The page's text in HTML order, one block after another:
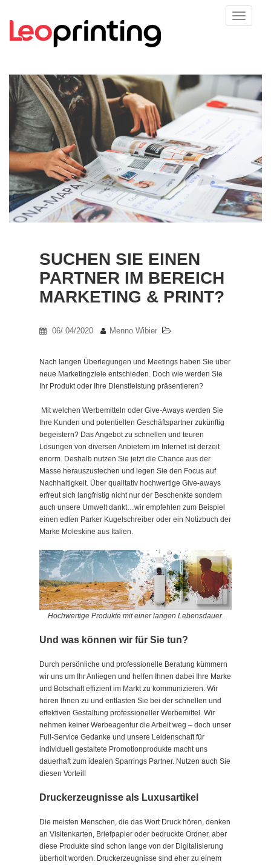
SUCHEN SIE EINEN
PARTNER IM BEREICH
MARKETING & PRINT?
06/ 04/2020 Menno Wibier
Nach langen Überlegungen und Meetings haben Sie über
neue Marketingziele entschieden. Doch wie werden Sie
Ihr Produkt oder Ihre Dienstleistung präsentieren?
Mit welchen Werbemitteln oder Give-Aways werden Sie
Ihre Kunden und potentiellen Geschäftspartner zukünftig
begeistern? Das Angebot zu schnellen und teuren
Lösungen von diversen Anbietern im Internet ist derzeit
enorm. Deshalb nutzen Sie jetzt die Chance aus der
Masse herauszustechen und legen Sie den Focus auf
Nachhaltigkeit. Über qualitativ hochwertige Give-aways
erfreut sich langfristig nicht nur der Beschenkte sondern
auch unsere Umwelt dankt…wir empfehlen zum Beispiel
einen edlen Parker Kugelschreiber oder ein Notizbuch der
Marke Moleskine aus Italien.
Hochwertige Produkte mit einer langen Lebensdauer.
Und was können wir für Sie tun?
Durch persönliche und professionelle Beratung kümmern
wir uns um Ihr Anliegen und helfen Ihnen dabei Ihre Marke
und Botschaft effizient im Markt zu kommunizieren. Wir
hören Ihnen zu und entlasten Sie bei der schnellen und
effektiven Gestaltung professioneller Werbemittel. Wir
nehmen keiner Werbeagentur die Arbeit weg – doch unser
Full-Service Gedanke und unsere Leidenschaft für
individuell gestaltete Promotionprodukte macht uns
dauerhaft zum idealen Sparrings Partner. Nutzen auch Sie
diesen Vorteil!
Druckerzeugnisse als Luxusartike
Die meisten Menschen, die das Wort Druck hören, denken
an Visitenkarten, Briefpapier oder bedruckte Ordner, aber
diese Produkte sind schon lange von der Digitalisierung
überholt worden. Druckerzeugnisse sind eher zu einem